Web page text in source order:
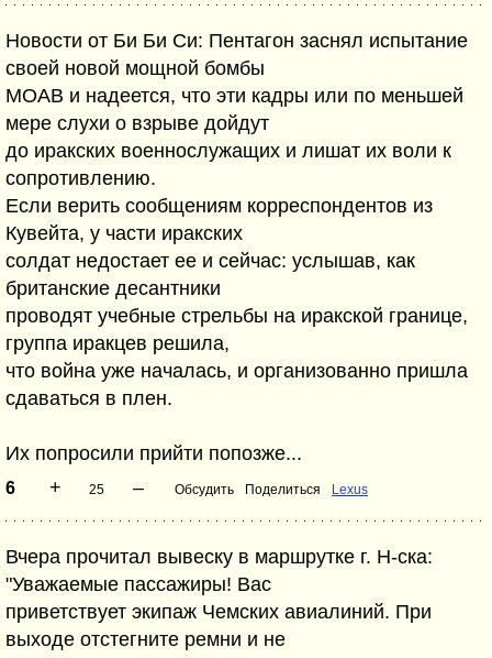
Новости от Би Би Си: Пентагон заснял испытание
своей новой мощной бомбы
МОАВ и надеется, что эти кадры или по меньшей
мере слухи о взрыве дойдут
до иракских военнослужащих и лишат их воли к
сопротивлению.
Если верить сообщениям корреспондентов из
Кувейта, у части иракских
солдат недостает ее и сейчас: услышав, как
британские десантники
проводят учебные стрельбы на иракской границе,
группа иракцев решила,
что война уже началась, и организованно пришла
сдаваться в плен.
Их попросили прийти попозже...
6 + 25 – Обсудить Поделиться Lexus
Вчера прочитал вывеску в маршрутке г. Н-ска:
"Уважаемые пассажиры! Вас
приветствует экипаж Чемских авиалиний. При
выходе отстегните ремни и не